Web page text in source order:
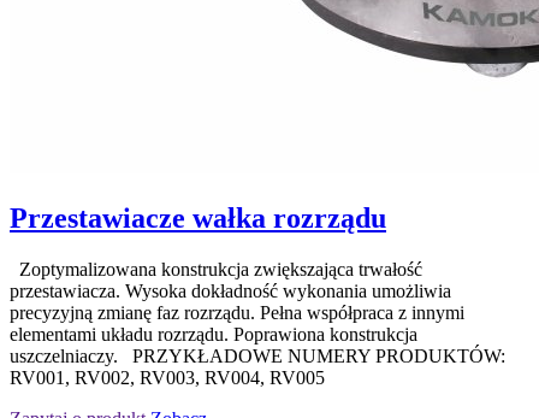
Przestawiacze wałka rozrządu
Zoptymalizowana konstrukcja zwiększająca trwałość
przestawiacza. Wysoka dokładność wykonania umożliwia
precyzyjną zmianę faz rozrządu. Pełna współpraca z innymi
elementami układu rozrządu. Poprawiona konstrukcja
uszczelniaczy. PRZYKŁADOWE NUMERY PRODUKTÓW:
RV001, RV002, RV003, RV004, RV005